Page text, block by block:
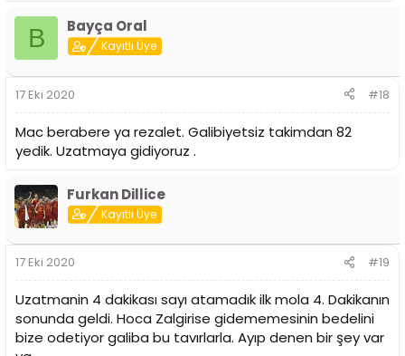
B Bayça Oral
Kayıtlı Üye
17 Eki 2020 #18
Mac berabere ya rezalet. Galibiyetsiz takimdan 82
yedik. Uzatmaya gidiyoruz .
Furkan Dillice
Kayıtlı Üye
17 Eki 2020 #19
Uzatmanin 4 dakikası sayı atamadık ilk mola 4. Dakikanın
sonunda geldi. Hoca Zalgirise gidememesinin bedelini
bize odetiyor galiba bu tavırlarla. Ayıp denen bir şey var